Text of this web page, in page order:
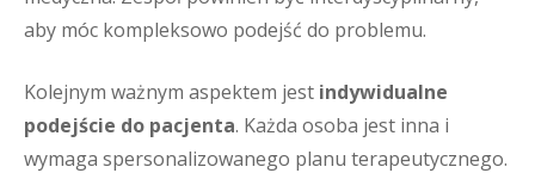
aby móc kompleksowo podejść do problemu.
Kolejnym ważnym aspektem jest indywidualne
podejście do pacjenta. Każda osoba jest inna i
wymaga spersonalizowanego planu terapeutycznego.